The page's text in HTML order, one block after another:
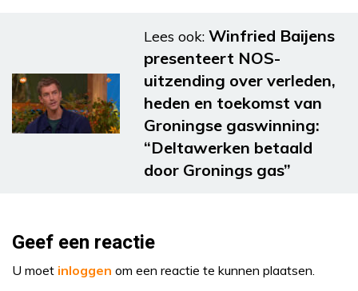
Lees ook: Winfried Baijens
presenteert NOS-
uitzending over verleden,
heden en toekomst van
Groningse gaswinning:
“Deltawerken betaald
door Gronings gas”
Geef een reactie
U moet inloggen om een reactie te kunnen plaatsen.